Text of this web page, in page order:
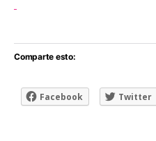
Comparte esto:
Facebook Twitter